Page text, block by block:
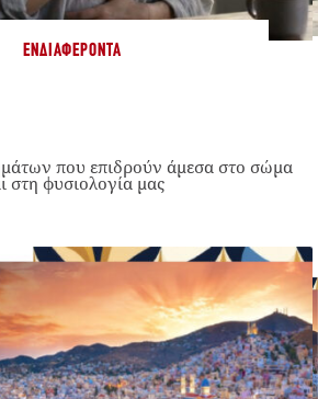
ΕΝΔΙΑΦΈΡΟΝΤΑ
που επιδρούν άμεσα στο σώμα
στη φυσιολογία μας